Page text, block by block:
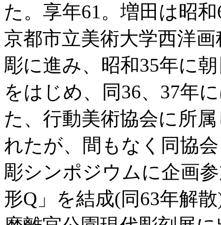
た。享年61。増田は昭
京都市立美術大学西洋
彫に進み、昭和35年に
をはじめ、同36、37年
た、行動美術協会に所
れたが、間もなく同協
彫シンポジウムに企画
形Q」を結成(同63年解